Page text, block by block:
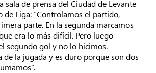
sala de prensa del Ciudad de Levante
de Liga: “Controlamos el partido,
parte. En la segunda marcamos
era lo más difícil. Pero luego
segundo gol y no lo hicimos.
de la jugada y es duro porque son dos